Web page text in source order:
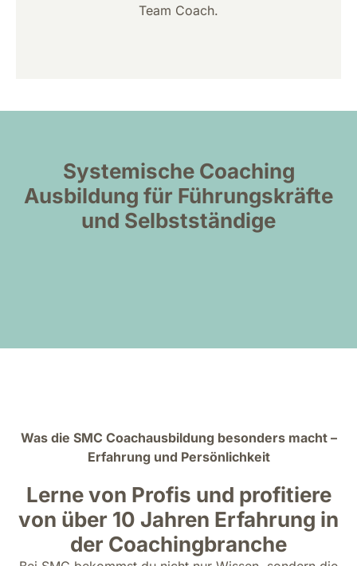
Team Coach.
Systemische Coaching
Ausbildung für Führungskräfte
und Selbstständige
Was die SMC Coachausbildung besonders macht –
Erfahrung und Persönlichkeit
Lerne von Profis und profitiere
von über 10 Jahren Erfahrung in
der Coachingbranche